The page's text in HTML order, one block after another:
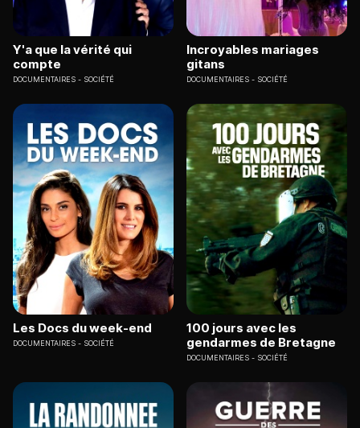
Y'a que la vérité qui
compte
DOCUMENTAIRES SOCIÉTÉ
Incroyables mariages
gitans
DOCUMENTAIRES SOCIÉTÉ
Les Docs du week-end
DOCUMENTAIRES SOCIÉTÉ
100 jours avec les
gendarmes de Bretagne
DOCUMENTAIRES SOCIÉTÉ